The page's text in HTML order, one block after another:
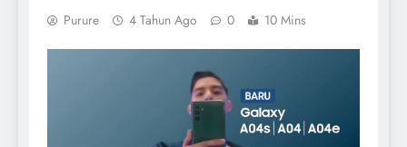
Purure 4 Tahun Ago 0 10 Mins